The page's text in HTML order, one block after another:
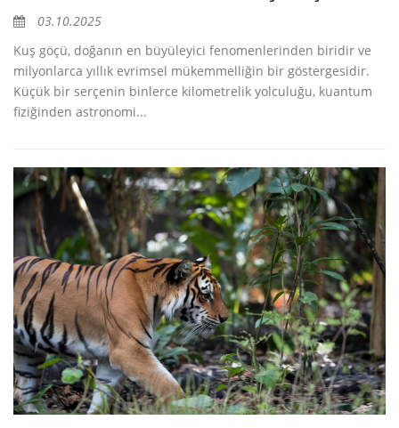
03.10.2025
Kuş göçü, doğanın en büyüleyici fenomenlerinden biridir ve
milyonlarca yıllık evrimsel mükemmelliğin bir göstergesidir.
Küçük bir serçenin binlerce kilometrelik yolculuğu, kuantum
fiziğinden astronomi...